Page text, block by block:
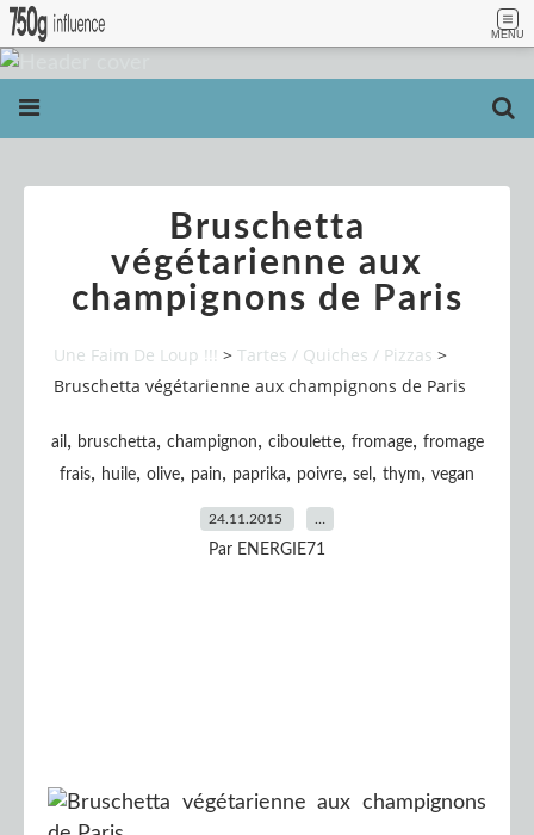
MENU
Bruschetta
végétarienne aux
champignons de Paris
Une Faim De Loup !!! > Tartes / Quiches / Pizzas >
Bruschetta végétarienne aux champignons de Paris
ail, bruschetta, champignon, ciboulette, fromage, fromage
frais, huile, olive, pain, paprika, poivre, sel , thym, vegan
24.11.2015
Par ENERGIE71